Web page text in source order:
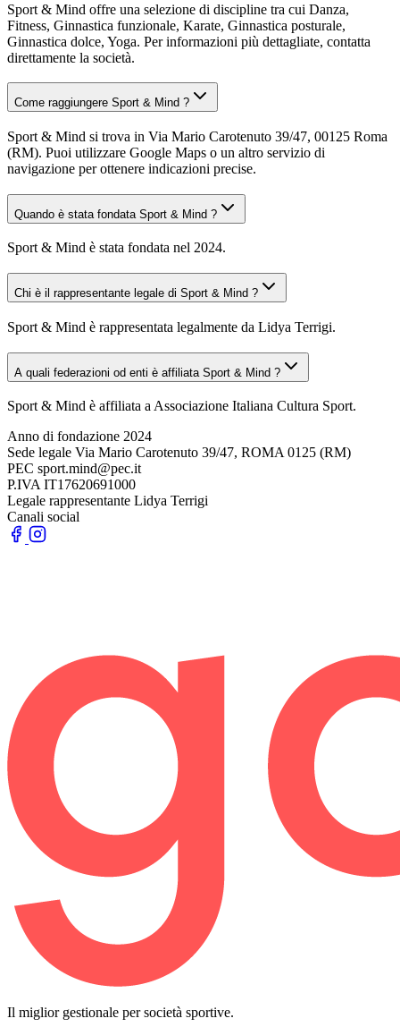
Sport & Mind offre una selezione di discipline tra cui Danza,
Fitness, Ginnastica funzionale, Karate, Ginnastica posturale,
Ginnastica dolce, Yoga. Per informazioni più dettagliate, contatta
direttamente la società.
Come raggiungere Sport & Mind ?
Sport & Mind si trova in Via Mario Carotenuto 39/47, 00125 Roma
(RM). Puoi utilizzare Google Maps o un altro servizio di
navigazione per ottenere indicazioni precise.
Quando è stata fondata Sport & Mind ?
Sport & Mind è stata fondata nel 2024.
Chi è il rappresentante legale di Sport & Mind ?
Sport & Mind è rappresentata legalmente da Lidya Terrigi.
A quali federazioni od enti è affiliata Sport & Mind ?
Sport & Mind è affiliata a Associazione Italiana Cultura Sport.
Anno di fondazione 2024
Sede legale Via Mario Carotenuto 39/47, ROMA 0125 (RM)
PEC sport.mind@pec.it
P.IVA IT17620691000
Legale rappresentante Lidya Terrigi
Canali social
Il miglior gestionale per società sportive.